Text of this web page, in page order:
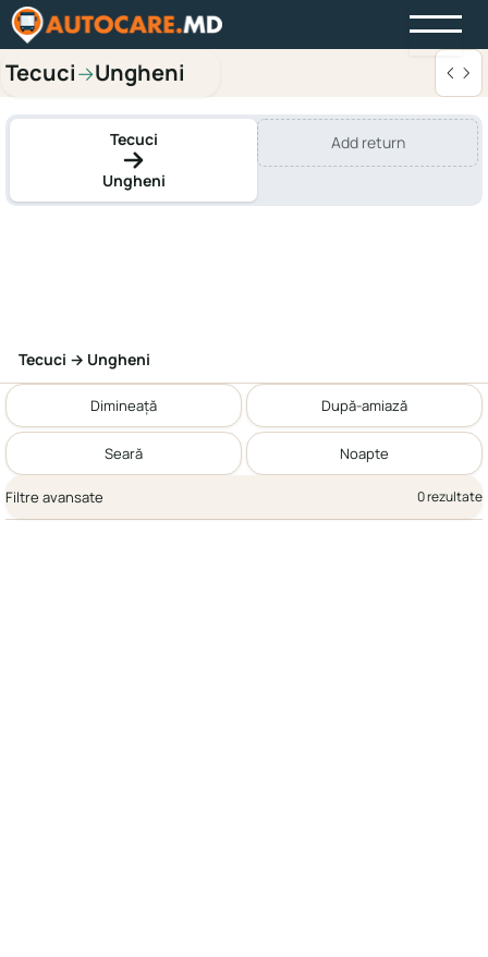
Tecuci→Ungheni
Tecuci
Ungheni
Add return
Tecuci → Ungheni
Dimineață După-amiază
Seară Noapte
Filtre avansate 0 rezultate